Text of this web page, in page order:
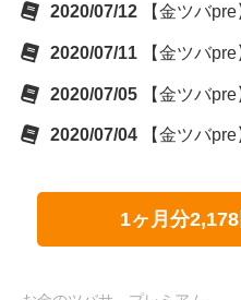
2020/07/12 【金ツバpre
2020/07/11 【金ツバpre
2020/07/05 【金ツバpre
2020/07/04 【金ツバpre
1ヶ月分